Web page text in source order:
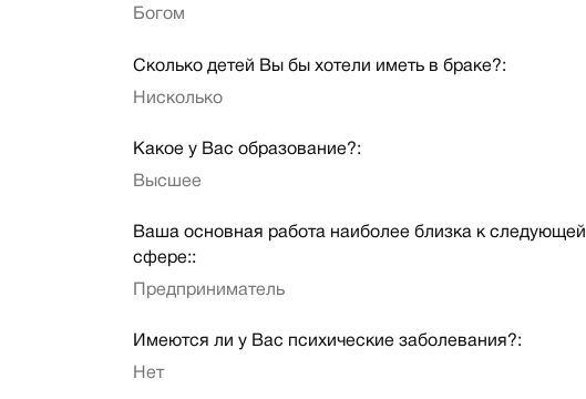
Богом
Сколько детей Вы бы хотели иметь в браке?:
Нисколько
Какое у Вас образование?:
Высшее
Ваша основная работа наиболее близка к следующей
сфере::
Предприниматель
Имеются ли у Вас психические заболевания?:
Нет